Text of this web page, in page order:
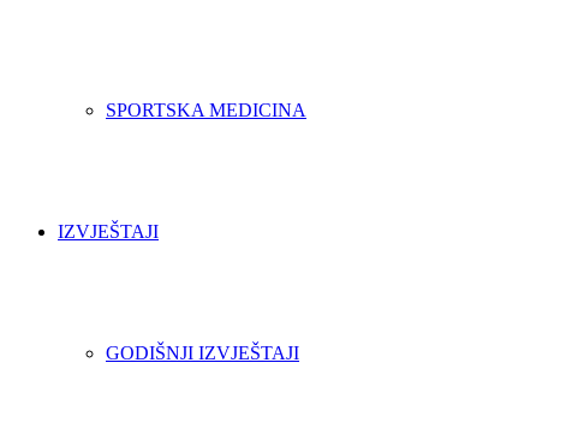
SPORTSKA MEDICINA
IZVJEŠTAJI
GODIŠNJI IZVJEŠTAJI